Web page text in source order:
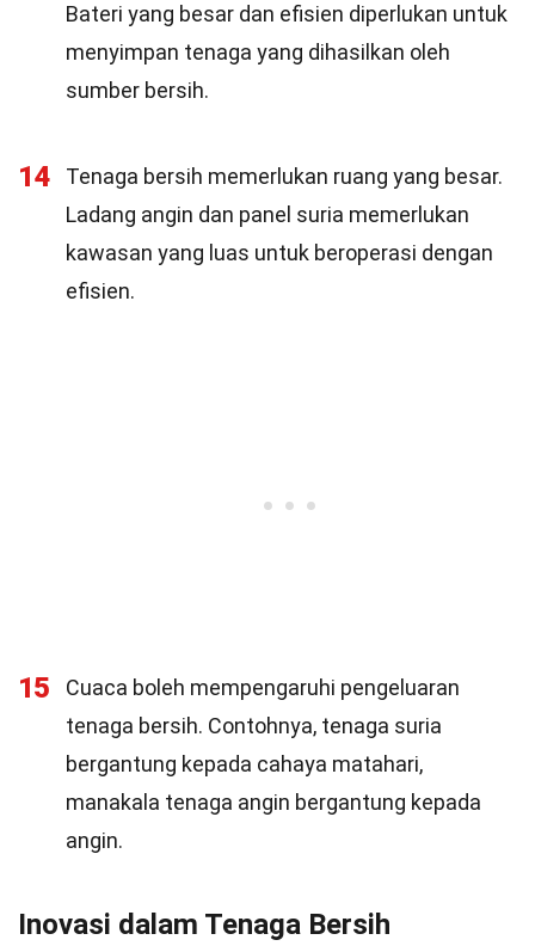
Bateri yang besar dan efisien diperlukan untuk
menyimpan tenaga yang dihasilkan oleh
sumber bersih.
14
Tenaga bersih memerlukan ruang yang besar.
Ladang angin dan panel suria memerlukan
kawasan yang luas untuk beroperasi dengan
efisien.
15
Cuaca boleh mempengaruhi pengeluaran
tenaga bersih. Contohnya, tenaga suria
bergantung kepada cahaya matahari,
manakala tenaga angin bergantung kepada
angin.
Inovasi dalam Tenaga Bersih